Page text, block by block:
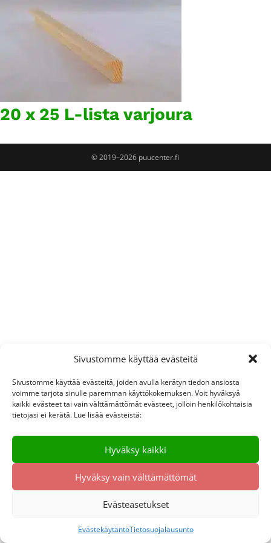
Sivustomme käyttää evästeitä
Sivustomme käyttää evästeitä, joiden avulla kerätyn tiedon ansiosta
voimme tarjota sinulle paremman käyttökokemuksen. Voit hyväksyä
kaikki evästeet tai vain välttämättömät evästeet, jolloin henkilökohtaisia
tietojasi ei kerätä. Lue lisää evästeistä:
Hyväksy kaikki
Hyväksy vain välttämättömät
Evästeasetukset
EvästekäytäntöTietosuojalausunto
20 x 25 L-lista varjoura
© 2019–2026 puucenter.fi